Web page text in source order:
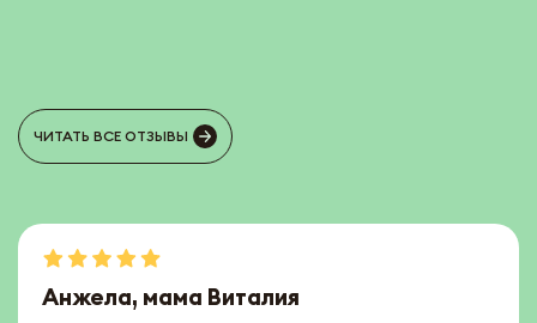
ЧИТАТЬ ВСЕ ОТЗЫВЫ
Анжела, мама Виталия